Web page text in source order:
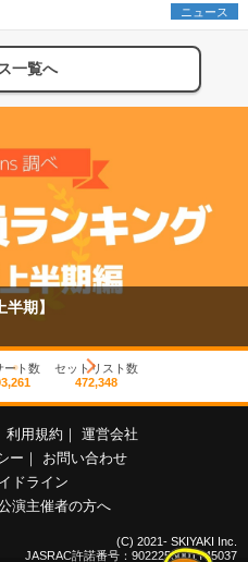
ニュース
一覧へ
期】
ート数
セットリスト数
472,348
利用規約
運営会社
ー
お問い合わせ
ドライン
演主催者の方へ
(C) 2021- SKIYAKI Inc.
JASRAC許諾番号：9022255001Y45037